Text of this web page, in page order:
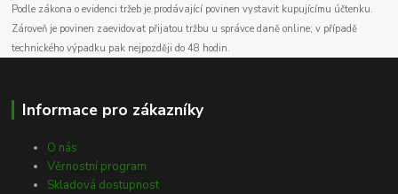
Podle zákona o evidenci tržeb je prodávající povinen vystavit kupujícímu účtenku.
Zároveň je povinen zaevidovat přijatou tržbu u správce daně online; v případě
technického výpadku pak nejpozději do 48 hodin.
Informace pro zákazníky
O nás
Věrnostní program
Skladová dostupnost